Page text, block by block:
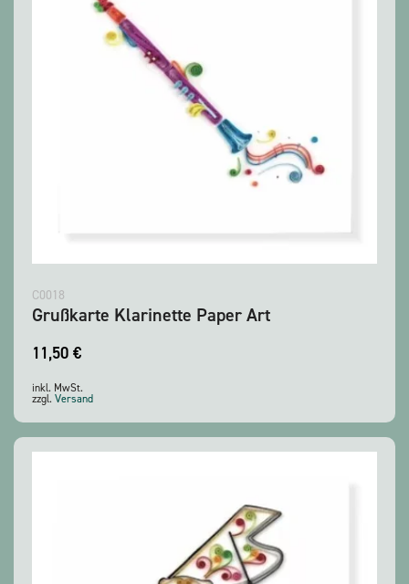
C0018
Grußkarte Klarinette Paper Art
11,50 €
inkl. MwSt.
zzgl. Versand